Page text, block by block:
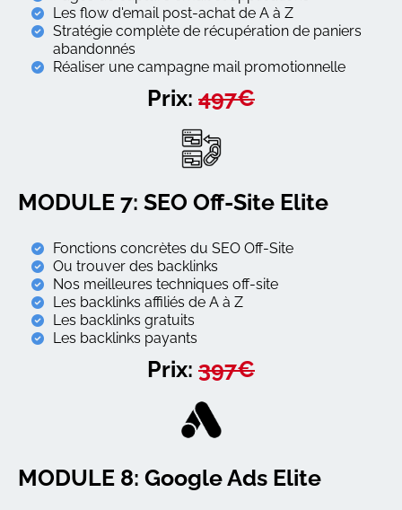
Les flow d'email post-achat de A à Z
Stratégie complète de récupération de paniers
abandonnés
Réaliser une campagne mail promotionnelle
Prix: 497€
MODULE 7: SEO Off-Site Elite
Fonctions concrètes du SEO Off-Site
Ou trouver des backlinks
Nos meilleures techniques off-site
Les backlinks affiliés de A à Z
Les backlinks gratuits
Les backlinks payants
Prix: 397€
MODULE 8: Google Ads Elite